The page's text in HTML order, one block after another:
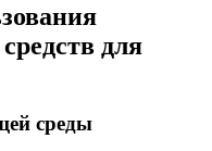
для
среды